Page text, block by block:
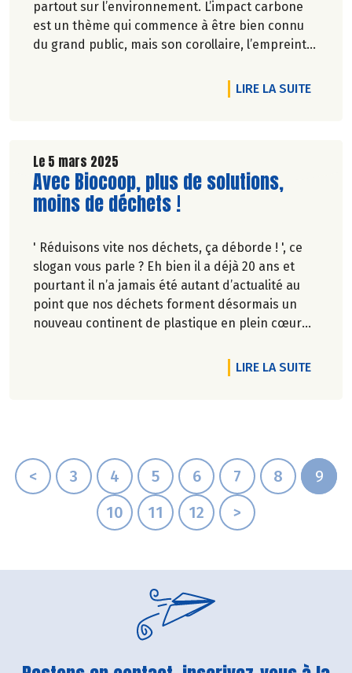
partout sur l’environnement. L’impact carbone
est un thème qui commence à être bien connu
du grand public, mais son corollaire, l’empreinte
Chez Biocoop on vous explique concrètement ce
que cela implique dans notre alimentation et en
LIRE LA SUITEDE
Le 5 mars 2025
Lire la suite de l'article
Avec Biocoop, plus de solutions,
moins de déchets !
' Réduisons vite nos déchets, ça déborde ! ', ce
slogan vous parle ? Eh bien il a déjà 20 ans et
pourtant il n’a jamais été autant d’actualité au
point que nos déchets forment désormais un
nouveau continent de plastique en plein cœur
Découvrez nos solutions pour des courses zéro
LIRE LA SUITEDE
< 3 4 5 6 7 8
9
10
11 12 >